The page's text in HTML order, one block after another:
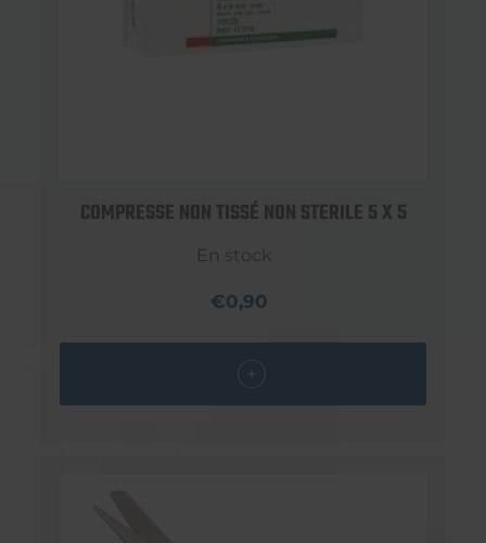
COMPRESSE NON TISSÉ NON STERILE 5 X 5
En stock
€0,90